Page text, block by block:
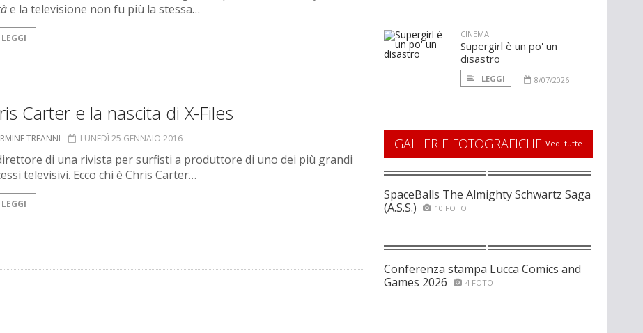
e la televisione non fu più la stessa…
LEGGI
Carter e la nascita di X-Files
TREANNI LUNEDÌ 25 GENNAIO 2016
di una rivista per surfisti a produttore di uno dei più grandi
televisivi. Ecco chi è Chris Carter…
LEGGI
CINEMA
Supergirl è un po' un
disastro
LEGGI 8/07/2026
GALLERIE FOTOGRAFICHE Vedi tutte
SpaceBalls The Almighty Schwartz Saga
(A.S.S.)
10 FOTO
Conferenza stampa Lucca Comics and
Games 2026
4 FOTO